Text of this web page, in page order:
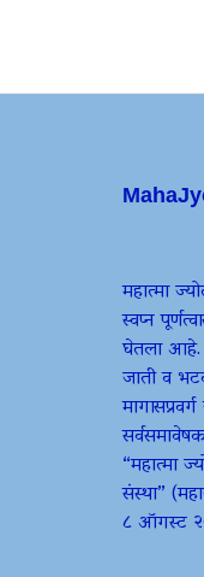
महात्मा
स्वप्न
घेतला आहे.
जाती व
“महात्मा
संस्था”
८ ऑगस्ट